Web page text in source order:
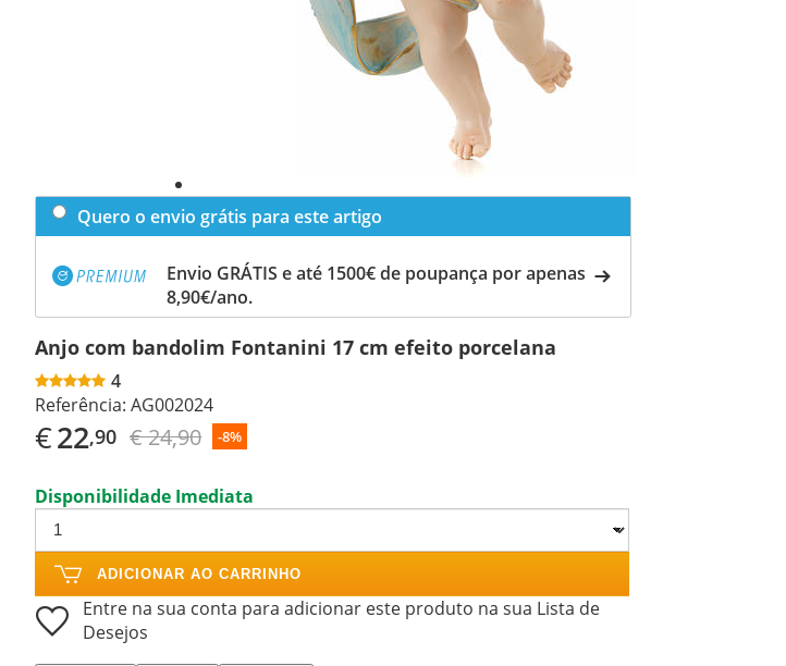
Quero o envio grátis para este artigo
Envio GRÁTIS e até 1500€ de poupança por apenas
8,90€/ano.
Anjo com bandolim Fontanini 17 cm efeito porcelana
4
Referência: AG002024
€22,90 € 24,90 -8%
Disponibilidade Imediata
ADICIONAR AO CARRINHO
Entre na sua conta para adicionar este produto na sua Lista de
Desejos